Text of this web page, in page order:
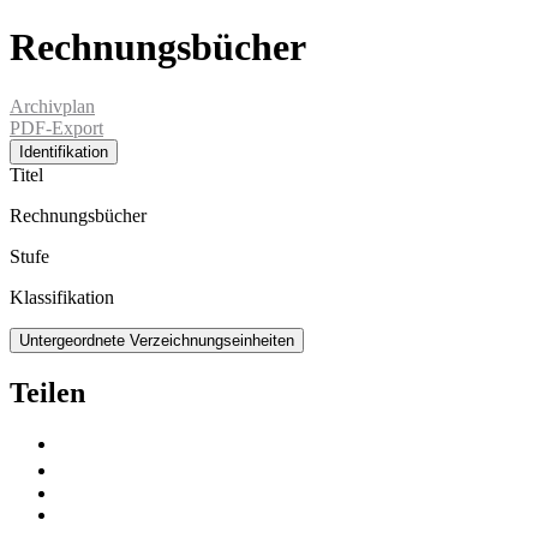
Rechnungsbücher
Archivplan
PDF-Export
Identifikation
Titel
Rechnungsbücher
Stufe
Klassifikation
Untergeordnete Verzeichnungseinheiten
Teilen